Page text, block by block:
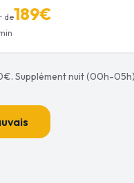
de189€
Supplément nuit (00h-